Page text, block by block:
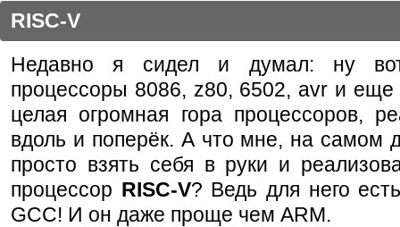
RISC-V
Недавно я сидел и думал: ну
процессоры 8086, z80, 6502, avr и еще
целая огромная гора процессоров,
вдоль и поперёк. А что мне, на самом
просто взять себя в руки и
процессор RISC-V? Ведь для него
GCC! И он даже проще чем ARM.